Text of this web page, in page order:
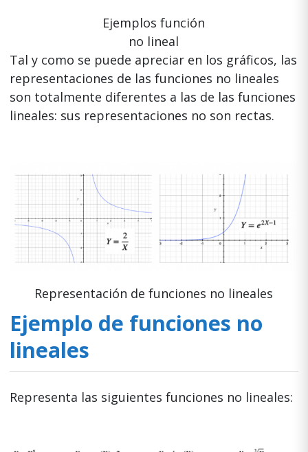
Ejemplos función
no lineal
Tal y como se puede apreciar en los gráficos, las
representaciones de las funciones no lineales
son totalmente diferentes a las de las funciones
lineales: sus representaciones no son rectas.
Representación de funciones no lineales
Ejemplo de funciones no
lineales
Representa las siguientes funciones no lineales: